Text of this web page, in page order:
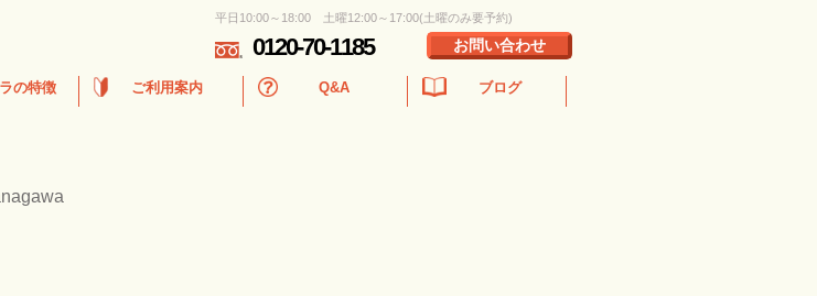
平日10:00～18:00 土曜12:00～17:00(土曜のみ要予約)
0120-70-1185 お問い合わせ
の特徴 ご利用案内 Q&A ブログ